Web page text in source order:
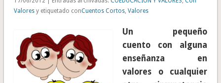
Valoresy etiquetado conCuentos Cortos, Valores
Un pequeño
cuento con alguna
enseñanza en
valores o cualquier